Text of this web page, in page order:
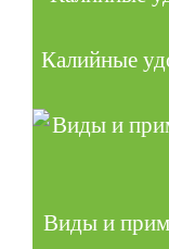
Калийные
Виды и